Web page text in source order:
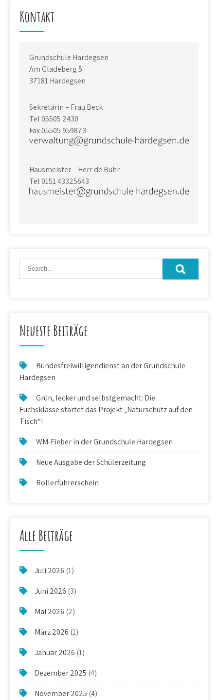
Kontakt
Grundschule Hardegsen
Am Gladeberg 5
37181 Hardegsen
Sekretärin – Frau Beck
Tel 05505 2430
Fax 05505 959873
Hausmeister – Herr de Buhr
Tel 0151 43325643
Neueste Beiträge
Bundesfreiwilligendienst an der Grundschule
Hardegsen
Grün, lecker und selbstgemacht: Die
Fuchsklasse startet das Projekt „Naturschutz auf den
Tisch“!
WM-Fieber in der Grundschule Hardegsen
Neue Ausgabe der Schülerzeitung
Rollerführerschein
Alle Beiträge
Juli 2026 (1)
Juni 2026 (3)
Mai 2026 (2)
März 2026 (1)
Januar 2026 (1)
Dezember 2025 (4)
November 2025 (4)